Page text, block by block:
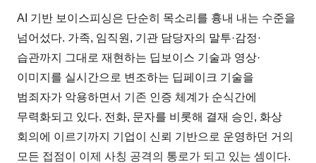
AI 기반 보이스피싱은 단순히 목소리를 흉내 내는 수준을
넘어섰다. 가족, 임직원, 기관 담당자의 말투·감정·
습관까지 그대로 재현하는 딥보이스 기술과 영상·
이미지를 실시간으로 변조하는 딥페이크 기술을
범죄자가 악용하면서 기존 인증 체계가 순식간에
무력화되고 있다. 전화, 문자를 비롯해 결재 승인, 화상
회의에 이르기까지 기업이 신뢰 기반으로 운영하던 거의
모든 접점이 이제 사칭 공격의 통로가 되고 있는 셈이다.